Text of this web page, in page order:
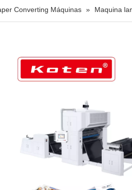
Converting Máquinas » Maquina